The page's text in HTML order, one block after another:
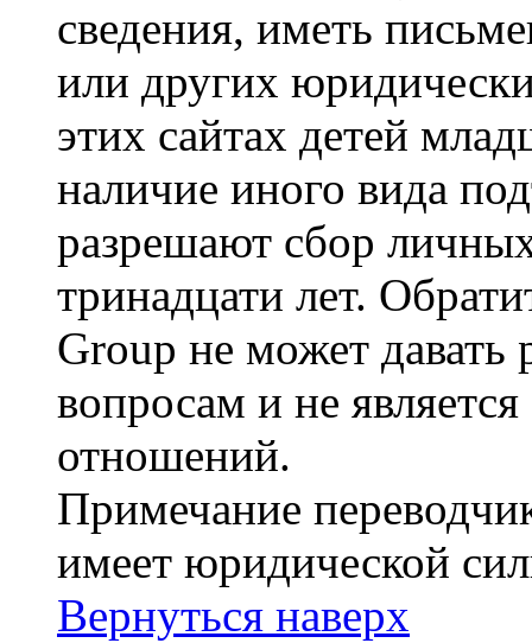
сведения, иметь
или других
этих сайтах детей
наличие иного вида
разрешают сбор
тринадцати лет.
Group не может
вопросам и не
отношений.
Примечание
имеет юридической
Вернуться наверх